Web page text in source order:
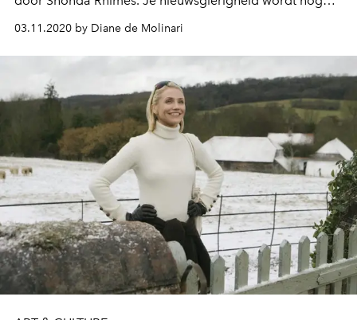
meer geprikkeld: ontdek de trailer en de eerste 'insider
information' over het plot . Een veelbelovende serie
tussen " Downtown Abbey" en " Gossip Girl", vanaf 25
03.11.2020 by Diane de Molinari